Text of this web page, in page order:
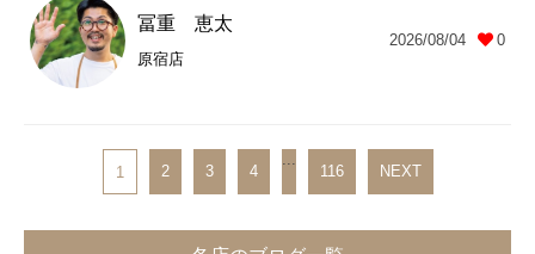
冨重 恵太
原宿店
2026/08/04 0
1 2 3 4 116 NEXT